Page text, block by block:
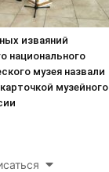
изваяний
национального
музея назвали
музейного